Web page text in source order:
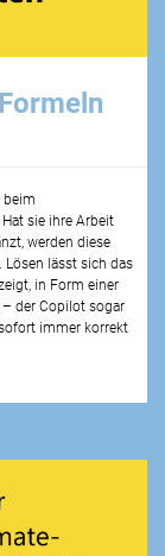
beim
sie ihre Arbeit
werden diese
lässt sich das
in Form einer
der Copilot sogar
immer korrekt